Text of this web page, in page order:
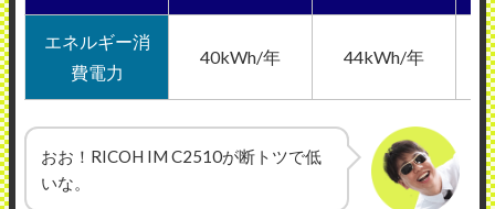
エネルギー消
費電力
40kWh/年 44kWh/年
おお！RICOH IM C2510が断トツで低
いな。